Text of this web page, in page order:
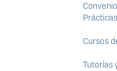
Cursos
Tutorías